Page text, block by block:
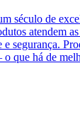
século de
atendem
e segurança.
que há de